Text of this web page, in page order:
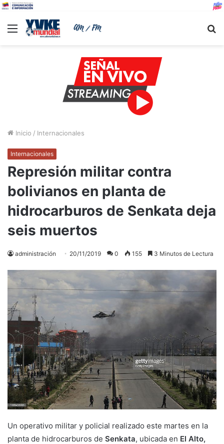
Menu
Inicio / Internacionales
Internacionales
Represión militar contra
bolivianos en planta de
hidrocarburos de Senkata deja
seis muertos
administración 20/11/2019 0 155 3 Minutos de Lectura
Un operativo militar y policial realizado este martes en la
planta de hidrocarburos de Senkata, ubicada en El Alto,